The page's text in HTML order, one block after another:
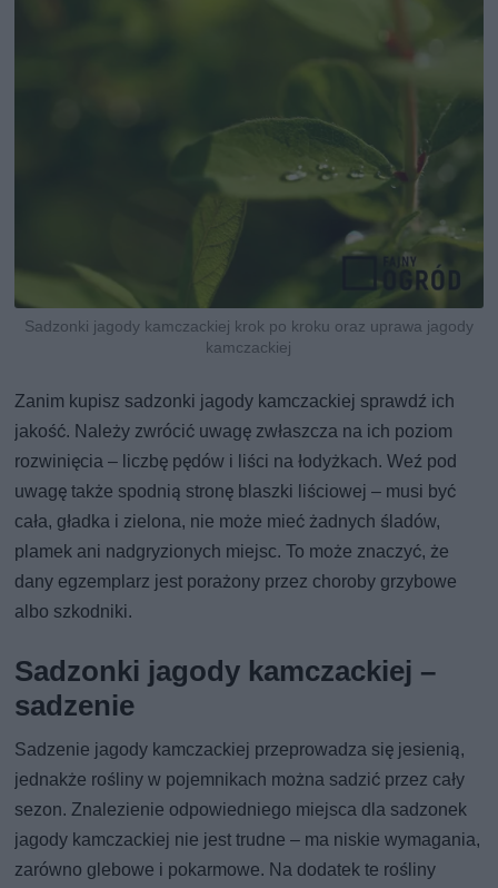
Sadzonki jagody kamczackiej krok po kroku oraz uprawa jagody
kamczackiej
Zanim kupisz sadzonki jagody kamczackiej sprawdź ich
jakość. Należy zwrócić uwagę zwłaszcza na ich poziom
rozwinięcia – liczbę pędów i liści na łodyżkach. Weź pod
uwagę także spodnią stronę blaszki liściowej – musi być
cała, gładka i zielona, nie może mieć żadnych śladów,
plamek ani nadgryzionych miejsc. To może znaczyć, że
dany egzemplarz jest porażony przez choroby grzybowe
albo szkodniki.
Sadzonki jagody kamczackiej –
sadzenie
Sadzenie jagody kamczackiej przeprowadza się jesienią,
jednakże rośliny w pojemnikach można sadzić przez cały
sezon. Znalezienie odpowiedniego miejsca dla sadzonek
jagody kamczackiej nie jest trudne – ma niskie wymagania,
zarówno glebowe i pokarmowe. Na dodatek te rośliny